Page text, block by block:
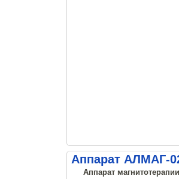
Аппарат АЛМАГ-
Аппарат